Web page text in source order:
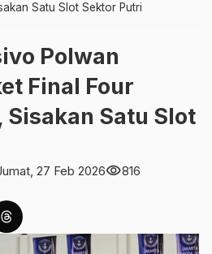
Satu Slot Sektor Putri
Polwan
Final Four
Sisakan Satu Slot
27 Feb 2026visibility816